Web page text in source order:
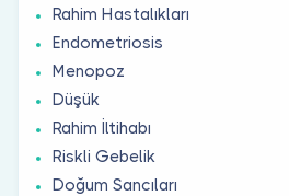
Rahim Hastalıkları
Endometriosis
Menopoz
Düşük
Rahim İltihabı
Riskli Gebelik
Doğum Sancıları